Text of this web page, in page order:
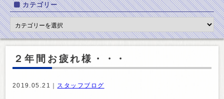
カテゴリー
２年間お疲れ様・・・
2019.05.21｜ スタッフブログ